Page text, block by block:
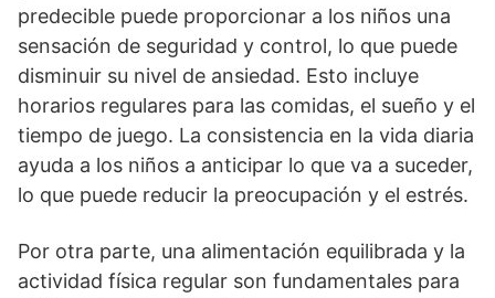
predecible puede proporcionar a los niños una
sensación de seguridad y control, lo que puede
disminuir su nivel de ansiedad. Esto incluye
horarios regulares para las comidas, el sueño y el
tiempo de juego. La consistencia en la vida diaria
ayuda a los niños a anticipar lo que va a suceder,
lo que puede reducir la preocupación y el estrés.
Por otra parte, una alimentación equilibrada y la
actividad fí­sica regular son fundamentales para